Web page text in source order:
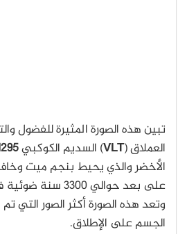
تبين هذه الصورة المثيرة للفضول
العملاق (VLT) السديم الكوكبي
الأخضر والذي يحيط بنجم ميت
على بعد حوالي
وتعد هذه الصورة أكثر الصور التي
الجسم على الإطلاق.